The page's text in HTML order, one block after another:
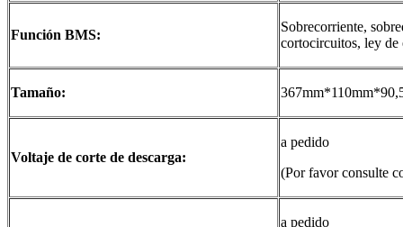
Función BMS:
Sobrecorriente,
cortocircuitos, ley
Tamaño:
Voltaje de corte de descarga:
a pedido
(Por favor consulte
a pedido